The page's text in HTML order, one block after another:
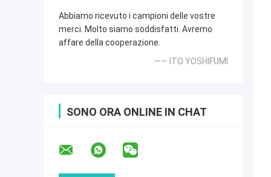
Abbiamo ricevuto i campioni delle vostre
merci. Molto siamo soddisfatti. Avremo
affare della cooperazione.
—— ITO YOSHIFUMI
SONO ORA ONLINE IN CHAT